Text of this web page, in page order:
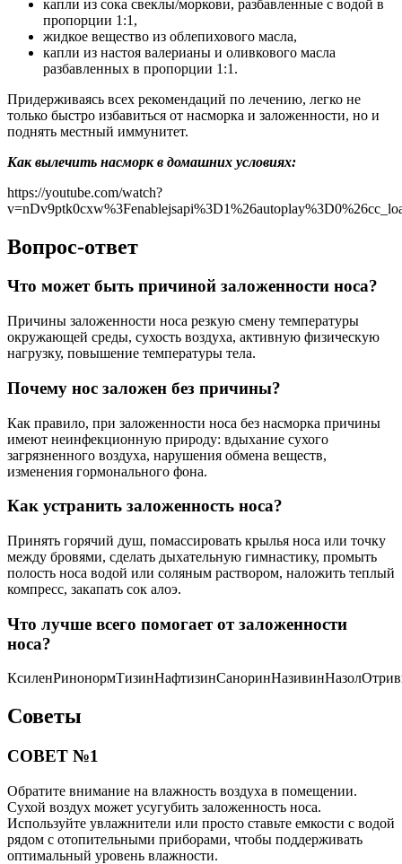
капли из сока свеклы/моркови, разбавленные с водой в
пропорции 1:1,
жидкое вещество из облепихового масла,
капли из настоя валерианы и оливкового масла
разбавленных в пропорции 1:1.
Придерживаясь всех рекомендаций по лечению, легко не
только быстро избавиться от насморка и заложенности, но и
поднять местный иммунитет.
Как вылечить насморк в домашних условиях:
https://youtube.com/watch?
Вопрос-ответ
Что может быть причиной заложенности носа?
Причины заложенности носа резкую смену температуры
окружающей среды, сухость воздуха, активную физическую
нагрузку, повышение температуры тела.
Почему нос заложен без причины?
Как правило, при заложенности носа без насморка причины
имеют неинфекционную природу: вдыхание сухого
загрязненного воздуха, нарушения обмена веществ,
изменения гормонального фона.
Как устранить заложенность носа?
Принять горячий душ, помассировать крылья носа или точку
между бровями, сделать дыхательную гимнастику, промыть
полость носа водой или соляным раствором, наложить теплый
компресс, закапать сок алоэ.
Что лучше всего помогает от заложенности
носа?
Советы
СОВЕТ №1
Обратите внимание на влажность воздуха в помещении.
Сухой воздух может усугубить заложенность носа.
Используйте увлажнители или просто ставьте емкости с водой
рядом с отопительными приборами, чтобы поддерживать
оптимальный уровень влажности.